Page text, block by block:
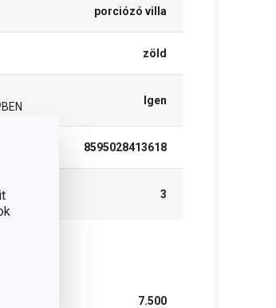
porciózó villa
zöld
Igen
8595028413618
3
7.500